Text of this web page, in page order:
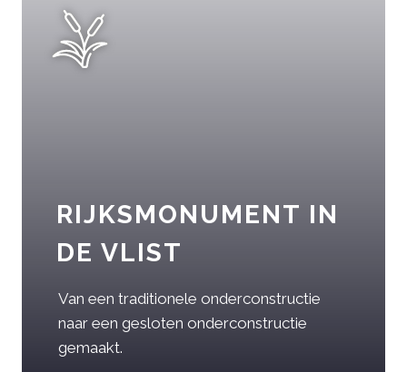
RIJKSMONUMENT IN
DE VLIST
Van een traditionele onderconstructie
naar een gesloten onderconstructie
gemaakt.